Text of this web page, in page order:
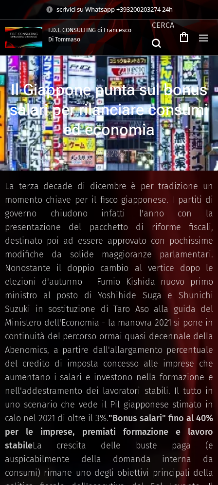
scrivici su Whatsapp +393200203274 24h
F.D.T. CONSULTING di Francesco
Di Tommaso
CERCA
Il Giappone punta sul bonus
salari per rilanciare consumi
ed economia
19.03.2022
La terza decade di dicembre è per tradizione un
momento chiave per il fisco giapponese. I partiti di
governo chiudono infatti l'anno con la
presentazione del pacchetto di riforme fiscali,
destinato poi ad essere approvato con pochissime
modifiche da solide maggioranze parlamentari.
Nonostante il doppio cambio al vertice dopo le
elezioni d'autunno - Fumio Kishida nuovo primo
ministro al posto di Yoshihide Suga e Shunichi
Suzuki in sostituzione di Taro Aso alla guida del
Ministero dell'Economia - la manovra 2021 si pone in
continuità del percorso ormai quasi decennale della
Abenomics, a partire dall'allargamento percentuale
del credito di imposta concesso alle imprese che
aumentano i salari e investono nella formazione e
nell'addestramento dei lavoratori stabili. Il tutto in
uno scenario che vede il Pil giapponese stimato in
calo nel 2021 di oltre il 3%."Bonus salari" fino al 40%
per le imprese, premiati formazione e lavoro
stabileLa crescita delle buste paga (e
auspicabilmente della domanda interna da
consumi) rimane uno degli obiettivi principali della